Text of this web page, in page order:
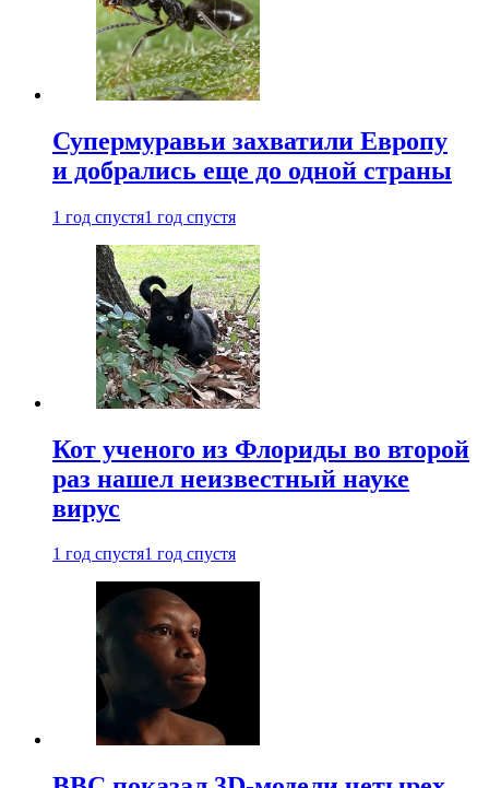
Супермуравьи захватили Европу
и добрались еще до одной страны
1 год спустя1 год спустя
Кот ученого из Флориды во второй
раз нашел неизвестный науке
вирус
1 год спустя1 год спустя